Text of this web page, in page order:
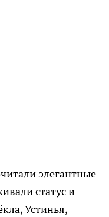
элегантные
статус и
Устинья,